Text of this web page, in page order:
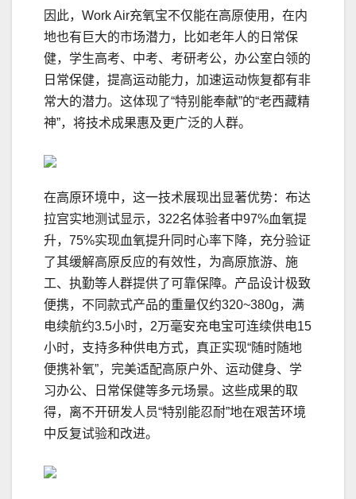
因此，Work Air充氧宝不仅能在高原使用，在内
地也有巨大的市场潜力，比如老年人的日常保
健，学生高考、中考、考研考公，办公室白领的
日常保健，提高运动能力，加速运动恢复都有非
常大的潜力。这体现了“特别能奉献”的“老西藏精
神”，将技术成果惠及更广泛的人群。
在高原环境中，这一技术展现出显著优势：布达
拉宫实地测试显示，322名体验者中97%血氧提
升，75%实现血氧提升同时心率下降，充分验证
了其缓解高原反应的有效性，为高原旅游、施
工、执勤等人群提供了可靠保障。产品设计极致
便携，不同款式产品的重量仅约320~380g，满
电续航约3.5小时，2万毫安充电宝可连续供电15
小时，支持多种供电方式，真正实现“随时随地
便携补氧”，完美适配高原户外、运动健身、学
习办公、日常保健等多元场景。这些成果的取
得，离不开研发人员“特别能忍耐”地在艰苦环境
中反复试验和改进。